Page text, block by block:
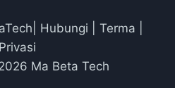
Hubungi Terma
Privasi
Ma Beta Tech